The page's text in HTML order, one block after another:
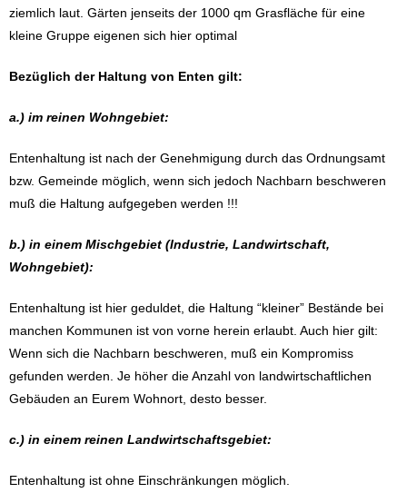
ziemlich laut. Gärten jenseits der 1000 qm Grasfläche für eine
kleine Gruppe eigenen sich hier optimal
Bezüglich der Haltung von Enten gilt:
a.) im reinen Wohngebiet:
Entenhaltung ist nach der Genehmigung durch das Ordnungsamt
bzw. Gemeinde möglich, wenn sich jedoch Nachbarn beschweren
muß die Haltung aufgegeben werden !!!
b.) in einem Mischgebiet (Industrie, Landwirtschaft,
Wohngebiet):
Entenhaltung ist hier geduldet, die Haltung “kleiner” Bestände bei
manchen Kommunen ist von vorne herein erlaubt. Auch hier gilt:
Wenn sich die Nachbarn beschweren, muß ein Kompromiss
gefunden werden. Je höher die Anzahl von landwirtschaftlichen
Gebäuden an Eurem Wohnort, desto besser.
c.) in einem reinen Landwirtschaftsgebiet:
Entenhaltung ist ohne Einschränkungen möglich.